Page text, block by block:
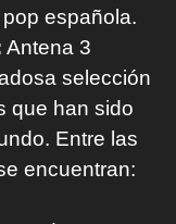
española.
Antena 3
selección
que han sido
Entre las
encuentran: